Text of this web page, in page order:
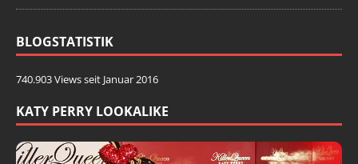
BLOGSTATISTIK
740.903 Views seit Januar 2016
KATY PERRY LOOKALIKE